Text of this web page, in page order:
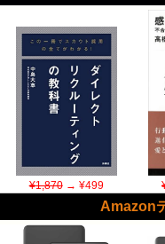
¥1,870→ ¥499
Amazon